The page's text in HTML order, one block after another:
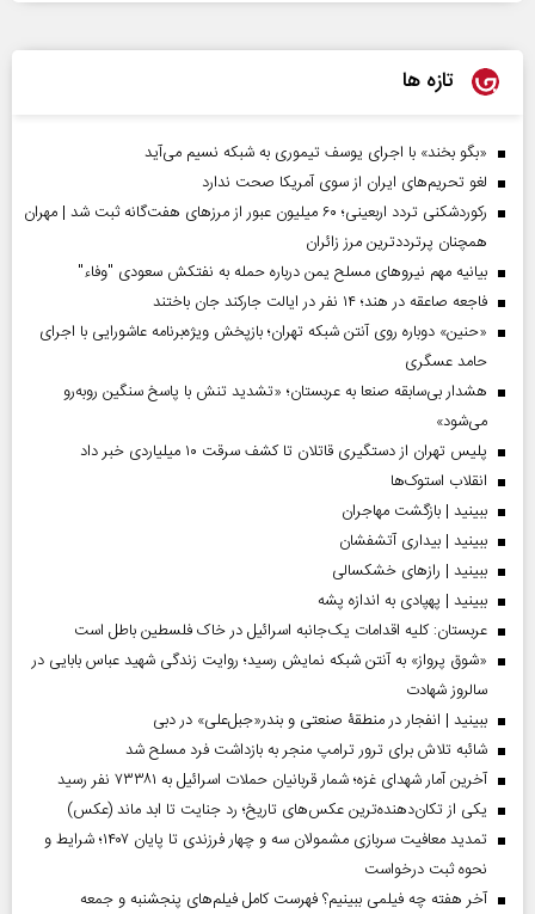
تازه ها
«بگو بخند» با اجرای یوسف تیموری به شبکه نسیم می‌آید
لغو تحریم‌های ایران از سوی آمریکا صحت ندارد
رکوردشکنی تردد اربعینی؛ ۶۰ میلیون عبور از مرزهای هفت‌گانه ثبت شد | مهران
همچنان پرترددترین مرز زائران
بیانیه مهم نیروهای مسلح یمن درباره حمله به نفتکش سعودی "وفاء"
فاجعه صاعقه در هند؛ ۱۴ نفر در ایالت جارکند جان باختند
«حنین» دوباره روی آنتن شبکه تهران؛ بازپخش ویژه‌برنامه عاشورایی با اجرای
حامد عسگری
هشدار بی‌سابقه صنعا به عربستان؛ «تشدید تنش با پاسخ سنگین روبه‌رو
می‌شود»
پلیس تهران از دستگیری قاتلان تا کشف سرقت ۱۰ میلیاردی خبر داد
انقلاب استوک‌ها
ببینید | بازگشت مهاجران
ببینید | بیداری آتشفشان
ببینید | رازهای خشکسالی
ببینید | پهپادی به اندازه پشه
عربستان: کلیه اقدامات یک‌جانبه اسرائیل در خاک فلسطین باطل است
«شوق پرواز» به آنتن شبکه نمایش رسید؛ روایت زندگی شهید عباس بابایی در
سالروز شهادت
ببینید | انفجار در منطقۀ صنعتی و بندر«جبل‌علی» در دبی
شائبه تلاش برای ترور ترامپ منجر به بازداشت فرد مسلح شد
آخرین آمار شهدای غزه؛ شمار قربانیان حملات اسرائیل به ۷۳۳۸۱ نفر رسید
یکی از تکان‌دهنده‌ترین عکس‌های تاریخ؛ رد جنایت تا ابد ماند (عکس)
تمدید معافیت سربازی مشمولان سه و چهار فرزندی تا پایان ۱۴۰۷؛ شرایط و
نحوه ثبت درخواست
آخر هفته چه فیلمی ببینیم؟ فهرست کامل فیلم‌های پنجشنبه و جمعه